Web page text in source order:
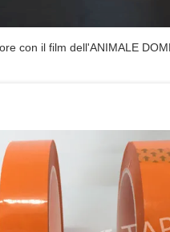
con il film dell'ANIMALE